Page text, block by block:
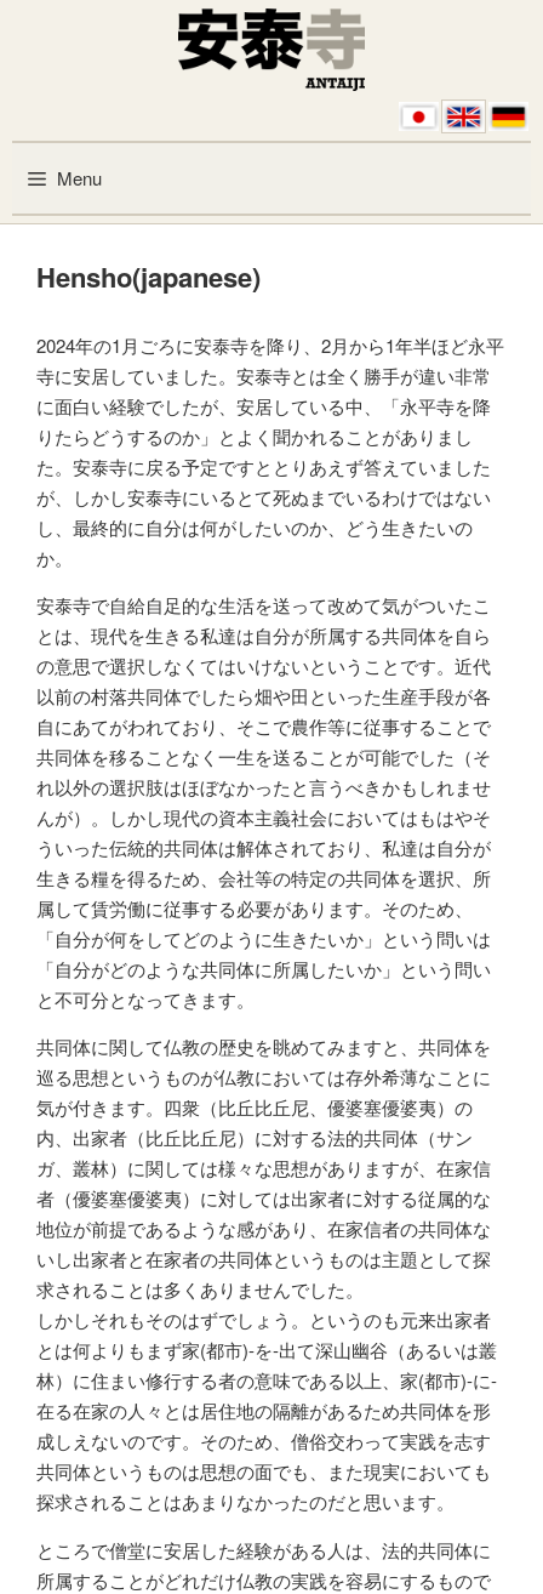
Menu
Hensho(japanese)
2024年の1月ごろに安泰寺を降り、2月から1年半ほど永平
寺に安居していました。安泰寺とは全く勝手が違い非常
に面白い経験でしたが、安居している中、「永平寺を降
りたらどうするのか」とよく聞かれることがありまし
た。安泰寺に戻る予定ですととりあえず答えていました
が、しかし安泰寺にいるとて死ぬまでいるわけではない
し、最終的に自分は何がしたいのか、どう生きたいの
か。
安泰寺で自給自足的な生活を送って改めて気がついたこ
とは、現代を生きる私達は自分が所属する共同体を自ら
の意思で選択しなくてはいけないということです。近代
以前の村落共同体でしたら畑や田といった生産手段が各
自にあてがわれており、そこで農作等に従事することで
共同体を移ることなく一生を送ることが可能でした（そ
れ以外の選択肢はほぼなかったと言うべきかもしれませ
んが）。しかし現代の資本主義社会においてはもはやそ
ういった伝統的共同体は解体されており、私達は自分が
生きる糧を得るため、会社等の特定の共同体を選択、所
属して賃労働に従事する必要があります。そのため、
「自分が何をしてどのように生きたいか」という問いは
「自分がどのような共同体に所属したいか」という問い
と不可分となってきます。
共同体に関して仏教の歴史を眺めてみますと、共同体を
巡る思想というものが仏教においては存外希薄なことに
気が付きます。四衆（比丘比丘尼、優婆塞優婆夷）の
内、出家者（比丘比丘尼）に対する法的共同体（サン
ガ、叢林）に関しては様々な思想がありますが、在家信
者（優婆塞優婆夷）に対しては出家者に対する従属的な
地位が前提であるような感があり、在家信者の共同体な
いし出家者と在家者の共同体というものは主題として探
求されることは多くありませんでした。
しかしそれもそのはずでしょう。というのも元来出家者
とは何よりもまず家(都市)-を-出て深山幽谷（あるいは叢
林）に住まい修行する者の意味である以上、家(都市)-に-
在る在家の人々とは居住地の隔離があるため共同体を形
成しえないのです。そのため、僧俗交わって実践を志す
共同体というものは思想の面でも、また現実においても
探求されることはあまりなかったのだと思います。
ところで僧堂に安居した経験がある人は、法的共同体に
所属することがどれだけ仏教の実践を容易にするもので